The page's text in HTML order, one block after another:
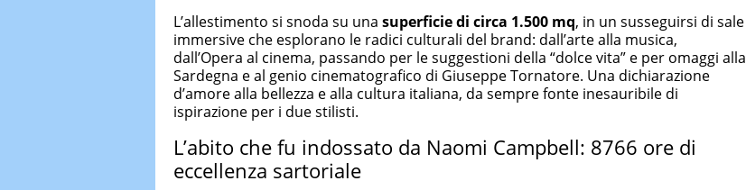
L’allestimento si snoda su una superficie di circa 1.500 mq, in un susseguirsi di sale
immersive che esplorano le radici culturali del brand: dall’arte alla musica,
dall’Opera al cinema, passando per le suggestioni della “dolce vita” e per omaggi alla
Sardegna e al genio cinematografico di Giuseppe Tornatore. Una dichiarazione
d’amore alla bellezza e alla cultura italiana, da sempre fonte inesauribile di
ispirazione per i due stilisti.
L’abito che fu indossato da Naomi Campbell: 8766 ore di
eccellenza sartoriale